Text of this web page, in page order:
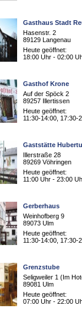
Gasthaus Stadt
Hasenstr. 2
89129 Langenau
Heute geöffnet:
18:00 Uhr - 02:00
Gasthof Krone
Auf der Spöck 2
89257 Illertissen
Heute geöffnet:
11:30-14:00, 17:30-
Gaststätte
Illerstraße 28
89269 Vöhringen
Heute geöffnet:
11:00 Uhr - 23:00
Gerberhaus
Weinhofberg 9
89073 Ulm
Heute geöffnet:
11:30-14:00, 17:30-
Grenzstube
Seligweiler 1 (Im
89081 Ulm
Heute geöffnet:
07:00 Uhr - 22:00